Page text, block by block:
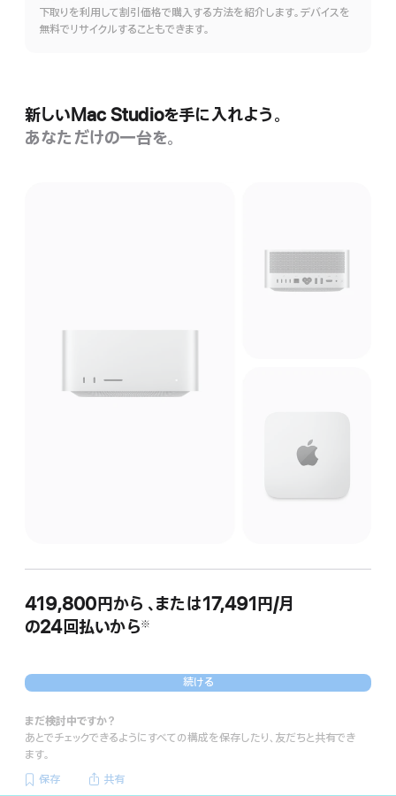
下取りを利用して割引価格で購入する方法を紹介します。デバイスを
無料でリサイクルすることもできます。
新しいMac Studioを手に入れよう。
あなただけの一台を。
419,800円から 、または17,491円/月
の24回払いから※
続ける
まだ検討中ですか？
あとでチェックできるようにすべての構成を保存したり、友だちと共有でき
ます。
保存
共有